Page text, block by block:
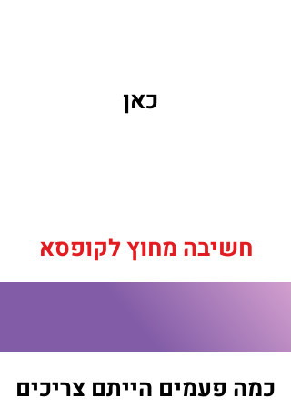
כאן
חשיבה מחוץ לקופסא
כמה פעמים הייתם צריכים